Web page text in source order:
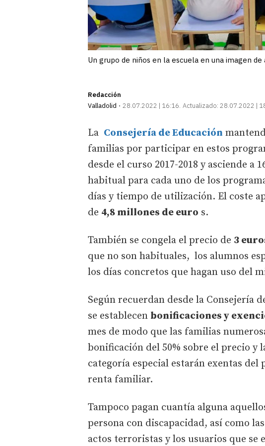
Un grupo de niños en la escuela en una imagen de
Redacción
Valladolid
28.07.2022 | 16:16 Actualizado: 28.07.2022 |
La Consejería de Educación
familias por participar en estos
desde el curso 2017-2018 y asciende a
habitual para cada uno de los
días y tiempo de utilización. El coste
de 4,8 millones de euro s.
También se congela el precio de 3
que no son habituales, los alumnos
los días concretos que hagan uso del
Según recuerdan desde la Consejería
se establecen bonificaciones y
mes de modo que las familias
bonificación del 50% sobre el precio y
categoría especial estarán exentas
renta familiar.
Tampoco pagan cuantía alguna
persona con discapacidad, así como
actos terroristas y los usuarios que se